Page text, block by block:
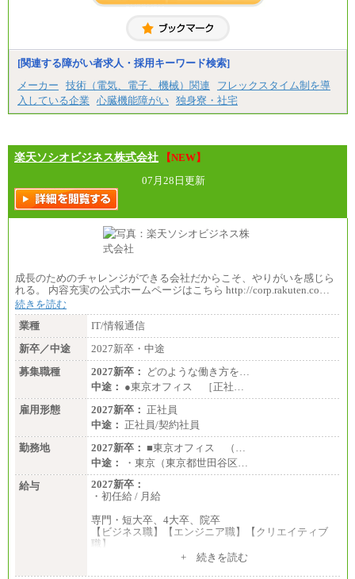
＜募集各社・全職種共通＞
月給21万円以上～
※試用期間中の給与に変更はありません。
ます。
[関連する障がい者求人・採用キーワード検索]
メーカー
技術（電気、電子、機械）関連
フレックスタイム制を導
入している企業
心臓機能障がい 独身寮・社宅
楽天ソシオビジネス株式会社
【NEW】
07月28日更新
成長のためのチャレンジができる会社だからこそ、やりがいを感じら
れる。 内容充実の公式ホームページはこちら http://corp.rakuten.co…
続きを読む
業種
IT/情報通信
新卒／中途
2027新卒・中途
募集職種
2027新卒：
どのような働き方を…
中途： ●東京オフィス ［正社…
雇用形態
2027新卒： 正社員
中途： 正社員/契約社員
勤務地
2027新卒： ■東京オフィス （…
中途：
・東京（東京都世田谷区…
給与
2027新卒：
・初任給 / 月給
専門・短大卒、4大卒、院卒
【ビジネス職】【エンジニア職】【クリエイティブ
職】
+ 続きを読む